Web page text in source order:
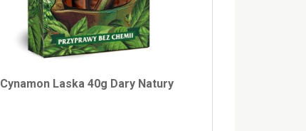
Cynamon Laska 40g Dary Natury